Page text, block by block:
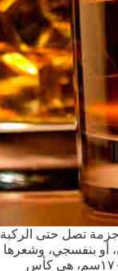
تصل حتى الركبة
أو بنفسجي، وشعرها
طويل حتى خصرها، طولها ١٧٠سم، هي كأس